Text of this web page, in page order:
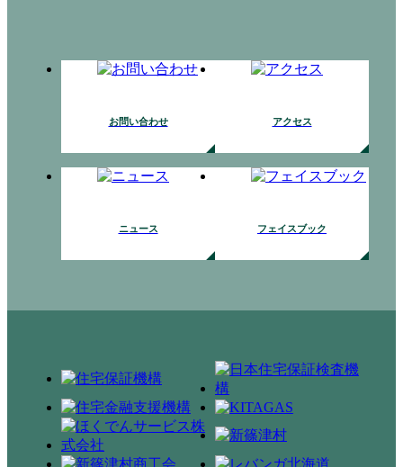
お問い合わせ アクセス
ニュース フェイスブック